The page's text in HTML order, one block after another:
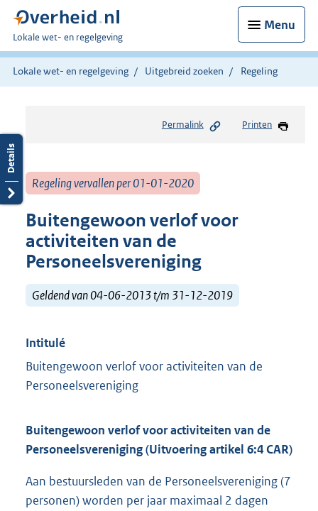
Menu
U
bent
hier:
Lokale wet- en regelgeving
Lokale wet- en regelgeving Uitgebreid zoeken Regeling
Permalink Printen
Regeling vervallen per 01-01-2020
Buitengewoon verlof voor
activiteiten van de
Personeelsvereniging
Geldend van 04-06-2013 t/m 31-12-2019
Intitulé
Buitengewoon verlof voor activiteiten van de
Personeelsvereniging
Buitengewoon verlof voor activiteiten van de
Personeelsvereniging (Uitvoering artikel 6:4 CAR)
Aan bestuursleden van de Personeelsvereniging (7
personen) worden per jaar maximaal 2 dagen